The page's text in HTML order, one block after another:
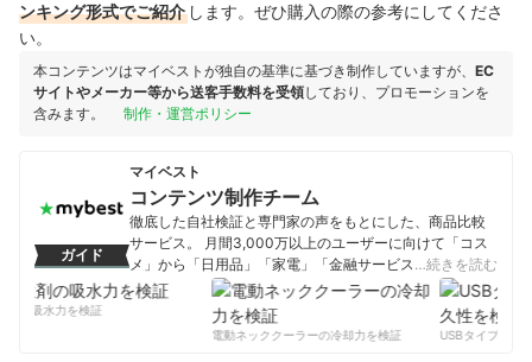
ンキング形式でご紹介 します。ぜひ購入の際の参考にしてくださ
い。
本コンテンツはマイベストが独自の基準に基づき制作していますが、 EC
サイトやメーカー等から送客手数料を受領しており、プロモーションを
含みます。
制作・運営ポリシー
ガイド
マイベスト
コンテンツ制作チーム
徹底した自社検証と専門家の声をもとにした、商品比較
サービス。 月間3,000万以上のユーザーに向けて「コス
メ」から「日用品」「家電」「金融サービス」まで、ベ
ストな商品を選んでもらうために、毎日コンテンツを制
コンテンツ制作チームのプロフィール
…続きを読む
の吸水力を検証
電動ネッククーラーの冷却力を検証
USBタイプCケー